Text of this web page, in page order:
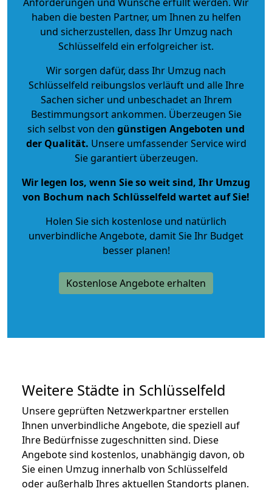
haben die besten Partner, um Ihnen zu helfen
und sicherzustellen, dass Ihr Umzug nach
Schlüsselfeld ein erfolgreicher ist.
Wir sorgen dafür, dass Ihr Umzug nach
Schlüsselfeld reibungslos verläuft und alle Ihre
Sachen sicher und unbeschadet an Ihrem
Bestimmungsort ankommen. Überzeugen Sie
sich selbst von den günstigen Angeboten und
der Qualität. Unsere umfassender Service wird
Sie garantiert überzeugen.
Wir legen los, wenn Sie so weit sind, Ihr Umzug
von Bochum nach Schlüsselfeld wartet auf Sie!
Holen Sie sich kostenlose und natürlich
unverbindliche Angebote, damit Sie Ihr Budget
besser planen!
Kostenlose Angebote erhalten
Weitere Städte in Schlüsselfeld
Unsere geprüften Netzwerkpartner erstellen
Ihnen unverbindliche Angebote, die speziell auf
Ihre Bedürfnisse zugeschnitten sind. Diese
Angebote sind kostenlos, unabhängig davon, ob
Sie einen Umzug innerhalb von Schlüsselfeld
oder außerhalb Ihres aktuellen Standorts planen.